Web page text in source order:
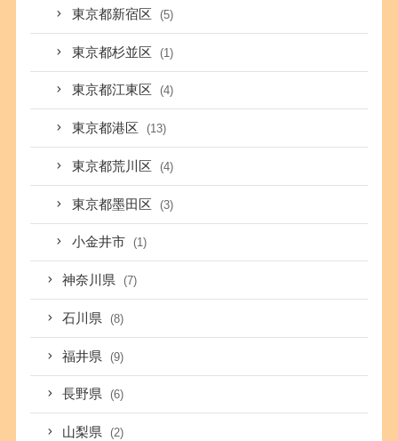
東京都新宿区 (5)
東京都杉並区 (1)
東京都江東区 (4)
東京都港区 (13)
東京都荒川区 (4)
東京都墨田区 (3)
小金井市 (1)
神奈川県 (7)
石川県 (8)
福井県 (9)
長野県 (6)
山梨県 (2)